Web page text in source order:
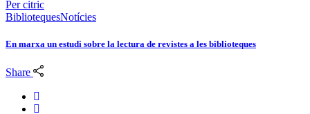
Percitric
BibliotequesNotícies
En marxa un estudi sobre la lectura de revistes a les biblioteques
Share